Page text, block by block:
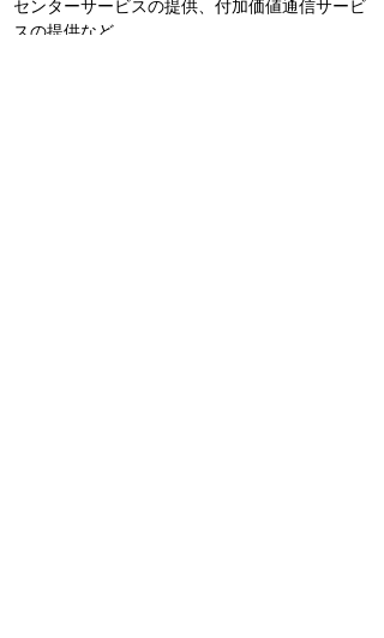
センターサービスの提供、付加価値通信サービ
スの提供など